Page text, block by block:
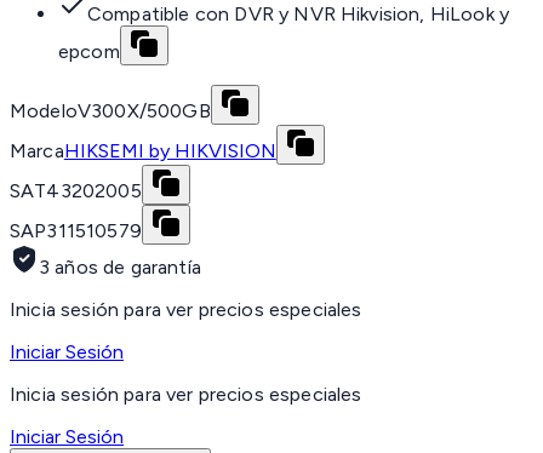
Compatible con DVR y NVR Hikvision, HiLook y
epcom
ModeloV300X/500GB
MarcaHIKSEMI by HIKVISION
SAT43202005
SAP311510579
3 años de garantía
Inicia sesión para ver precios especiales
Iniciar Sesión
Inicia sesión para ver precios especiales
Iniciar Sesión